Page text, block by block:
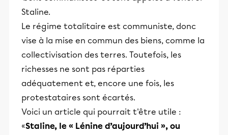
Staline.
Le régime totalitaire est communiste, donc
vise à la mise en commun des biens, comme la
collectivisation des terres. Toutefois, les
richesses ne sont pas réparties
adéquatement et, encore une fois, les
protestataires sont écartés.
Voici un article qui pourrait t'être utile :
«Staline, le « Lénine d’aujourd’hui », ou